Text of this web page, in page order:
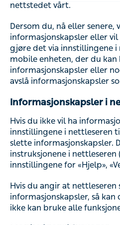
nettstedet vårt.
Dersom du, nå eller senere,
informasjonskapsler eller
gjøre det via innstillingene i
mobile enheten, der du
informasjonskapsler eller
avslå informasjonskapsler
Informasjonskapsler i
Hvis du ikke vil ha
innstillingene i nettleseren
slette informasjonskapsler.
instruksjonene i nettleseren
innstillingene for «Hjelp»,
Hvis du angir at nettleseren
informasjonskapsler, så
ikke kan bruke alle